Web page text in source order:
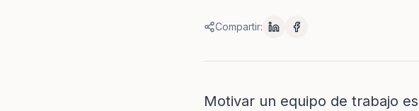
Compartir:
Motivar un equipo de trabajo